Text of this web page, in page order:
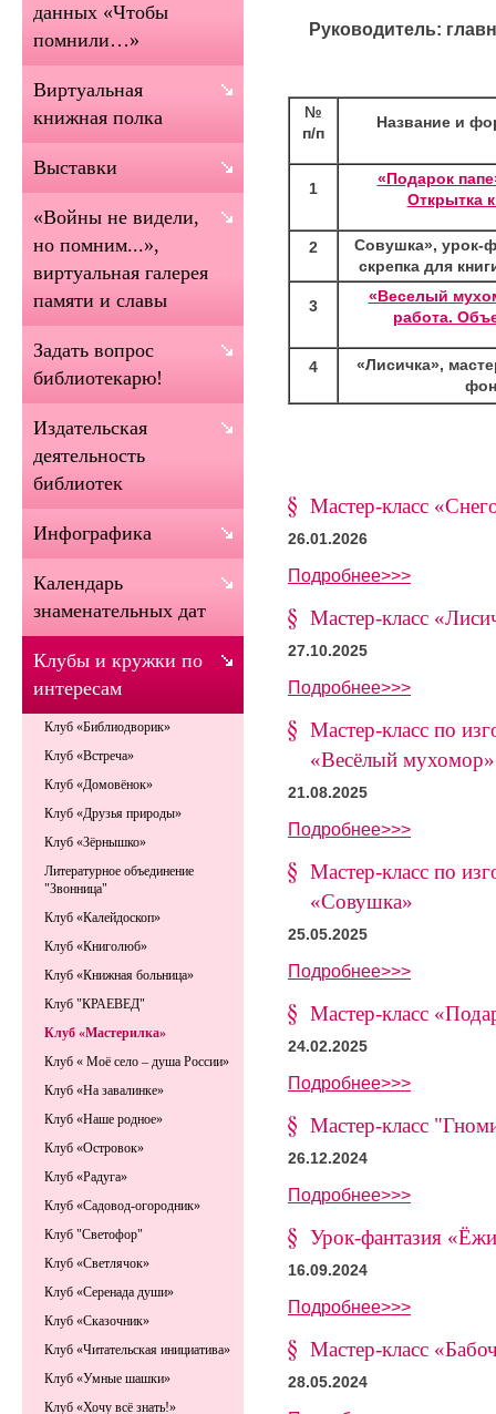
Руководитель:
№
п/п
Название и
1
«Подарок
Открытка
2
Совушка», урок-
скрепка для
3
«Веселый
работа.
4
«Лисичка»,
Мастер-класс
26.01.2026
Подробнее>>>
Мастер-класс
27.10.2025
Подробнее>>>
Мастер-класс по
«Весёлый мухомор»
21.08.2025
Подробнее>>>
Мастер-класс по
«Совушка»
25.05.2025
Подробнее>>>
Мастер-класс
24.02.2025
Подробнее>>>
Мастер-класс
26.12.2024
Подробнее>>>
Урок-фантазия
16.09.2024
Подробнее>>>
Мастер-класс
28.05.2024
данных «Чтобы
помнили…»
Виртуальная
книжная полка
Выставки
«Войны не видели,
но помним...»,
виртуальная галерея
памяти и славы
Задать вопрос
библиотекарю!
Издательская
деятельность
библиотек
Инфографика
Календарь
знаменательных дат
Клубы и кружки по
интересам
Клуб «Библиодворик»
Клуб «Встреча»
Клуб «Домовёнок»
Клуб «Друзья природы»
Клуб «Зёрнышко»
Литературное объединение
"Звонница"
Клуб «Калейдоскоп»
Клуб «Книголюб»
Клуб «Книжная больница»
Клуб "КРАЕВЕД"
Клуб «Мастерилка»
Клуб « Моё село – душа России»
Клуб «На завалинке»
Клуб «Наше родное»
Клуб «Островок»
Клуб «Радуга»
Клуб «Садовод-огородник»
Клуб "Светофор"
Клуб «Светлячок»
Клуб «Серенада души»
Клуб «Сказочник»
Клуб «Читательская инициатива»
Клуб «Умные шашки»
Клуб «Хочу всё знать!»